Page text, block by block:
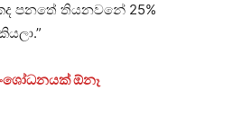
පනතේ තියනවනේ 25%
ඕනෑ